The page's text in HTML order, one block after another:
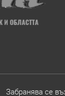
Забранява се